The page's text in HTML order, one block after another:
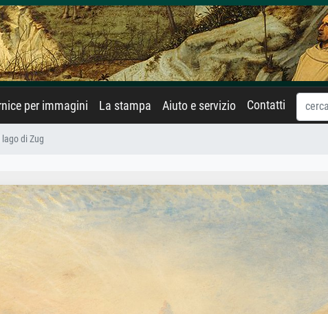
per immagini La stampa Aiuto e servizio Contatti
lago di Zug